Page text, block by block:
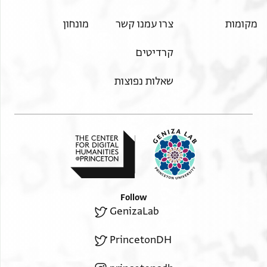
ויברך את חמודיה השרים האדירים בר כגק
שר בית ישראל זכר צדיק לברכה האל
] אלי אלממלוך יום אלאחד אלתאלת עשר
מקומות צרו עמנו קשר
קרדיטים
שאלות נפוצות
מונחון
Follow
GenizaLab
PrincetonDH